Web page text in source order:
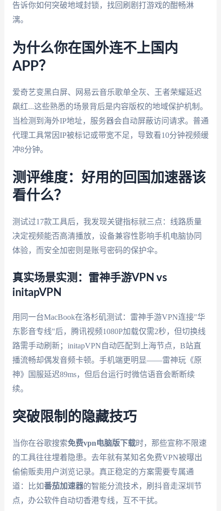
告诉你如何突破地域封锁，找回刷剧打游戏的酣畅淋
漓。
为什么你在国外连不上国内
APP？
爱奇艺变黑白屏、网易云音乐歌单全灰、王者荣耀延迟
飙红...这些熟悉的场景背后是内容版权的地域保护机制。
当检测到海外IP地址，服务器会自动屏蔽访问请求。普通
代理工具常因IP被标记或带宽不足，导致看10分钟视频缓
冲8分钟。
测评维度：好用的回国加速器该
看什么？
测试过17款工具后，我发现关键指标就三点：线路质量
决定视频能否高清播放，设备兼容性影响手机电脑协同
体验，而安全加密则是账号密码的保护伞。
真实场景实测：雷神手游VPN vs
initapVPN
用同一台MacBook在洛杉矶测试：雷神手游VPN连接"华
东影音专线"后，腾讯视频1080P加载仅需2秒，但切换线
路需手动刷新；initapVPN自动匹配到上海节点，B站直
播流畅却偶发音频卡顿。手机端更明显——雷神玩《原
神》国服延迟89ms，但后台运行时微信语音会断断续
续。
突破限制的隐藏技巧
当你在谷歌搜索免费vpn电脑版下载时，那些宣称不限速
的工具往往埋着隐患。去年就有某知名免费VPN被曝出
偷偷贩卖用户浏览记录。真正稳定的方案需要专属通
道：比如番茄加速器的智能分流技术，刷抖音走深圳节
点，办公软件自动切香港专线，互不干扰。